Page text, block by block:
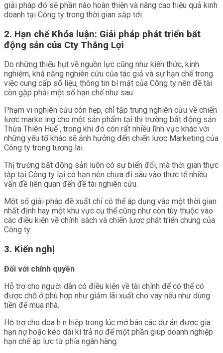
giải pháp đó sẽ phần nào hoàn thiện và nâng cao hiệu quả kinh
doanh tại Công ty trong thời gian sắp tới.
2. Hạn chế Khóa luận: Giải pháp phát triển bất
động sản của Cty Thắng Lợi
Do những thiếu hụt về nguồn lực cũng như kiến thức, kinh
nghiệm, khả năng nghiên cứu của tác giả và sự hạn chế trong
việc cung cấp số liệu, thông tin bí mật của Công ty nên đề tài
còn gặp phải một số hạn chế như sau:
Phạm vi nghiên cứu còn hẹp, chỉ tập trung nghiên cứu về chiến
lược marke ing cho một sản phẩm tại thị trường bất động sản
Thừa Thiên Huế , trong khi đó còn rất nhiều lĩnh vực khác với
những yếu tố khác sẽ ảnh hưởng đến chiến lược Marketing của
Công ty trong tương lai.
Thị trường bất động sản luôn có sự biến đổi, mà thời gian thực
tập tại Công ty lại có hạn nên chưa đi sâu vào thực tế nhiều
vấn đề liên quan đến đề tài nghiên cứu.
Một số giải pháp đề xuất chỉ có thể áp dụng vào một thời gian
nhất định hay một khu vực cụ thể cũng như còn tùy thuộc vào
các điều kiện về chính sách và chiến lược phát triển chung của
Công ty.
3. Kiến nghị
Đối với chính quyền
Hỗ trợ cho người dân có điều kiện về tài chính để có thể có
được chỗ ở phù hợp như giảm lãi xuất cho vay nếu như dùng
tiền để mua nhà.
Hỗ trợ cho doa h n hiệp trong lúc mở bán các dự án được gia
hạn nợ hoặc kéo dài kì trả nợ để một phần giúp doanh nghiệp
hạn chế áp lực từ phía ngân hàng.